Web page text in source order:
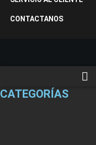
CONTACTANOS
CATEGORÍAS